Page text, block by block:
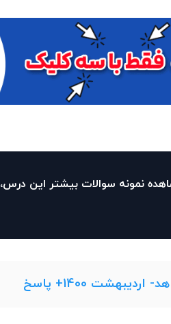
نمونه سوالات بیشتر این درس،
1400+ پاسخ